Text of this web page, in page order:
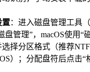
置：进入磁盘管理工具
盘管理”，macOS使用“
择分区格式（推荐
）；分配盘符后点击“